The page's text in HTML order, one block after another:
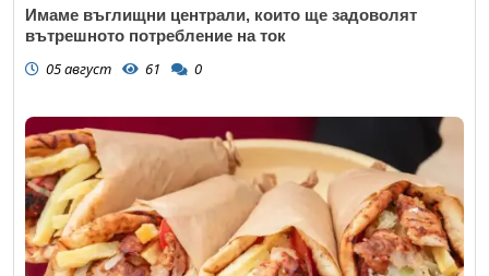
Имаме въглищни централи, които ще задоволят
вътрешното потребление на ток
05 август 61 0